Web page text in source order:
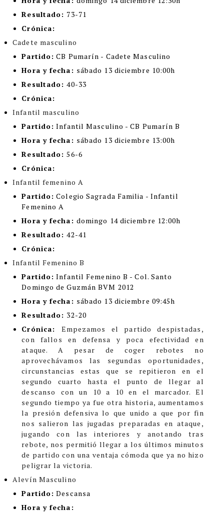
Resultado: 73-71
Crónica:
Cadete masculino
Partido: CB Pumarín - Cadete Masculino
Hora y fecha: sábado 13 diciembre 10:00h
Resultado:40-33
Crónica:
Infantil masculino
Partido: Infantil Masculino - CB Pumarín B
Hora y fecha: sábado 13 diciembre 13:00h
Resultado:56-6
Crónica:
Infantil femenino A
Partido: Colegio Sagrada Familia - Infantil
Femenino A
Hora y fecha: domingo 14 diciembre 12:00h
Resultado:42-41
Crónica:
Infantil Femenino B
Partido: Infantil Femenino B - Col. Santo
Domingo de Guzmán BVM 2012
Hora y fecha: sábado 13 diciembre 09:45h
Resultado: 32-20
Crónica: Empezamos el partido despistadas,
con fallos en defensa y poca efectividad en
ataque. A pesar de coger rebotes no
aprovechávamos las segundas oportunidades,
circunstancias estas que se repitieron en el
segundo cuarto hasta el punto de llegar al
descanso con un 10 a 10 en el marcador.El
segundo tiempo ya fue otra historia, aumentamos
la presión defensiva lo que unido a que por fin
nos salieron las jugadas preparadas en ataque,
jugando con las interiores y anotando tras
rebote, nos permitió llegar a los últimos minutos
de partido con una ventaja cómoda que ya no hizo
peligrar la victoria.
Alevín Masculino
Partido: Descansa
Hora y fecha: